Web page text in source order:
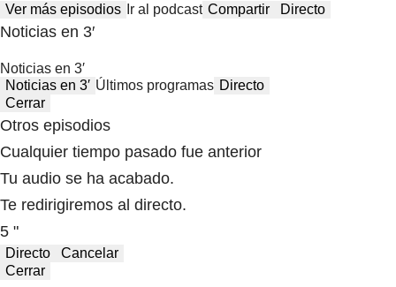
Ver más episodios Ir al podcast Compartir Directo
Noticias en 3′
Noticias en 3′
Noticias en 3′ Últimos programas Directo
Cerrar
Otros episodios
Cualquier tiempo pasado fue anterior
Tu audio se ha acabado.
Te redirigiremos al directo.
5 "
Directo
Cancelar
Cerrar